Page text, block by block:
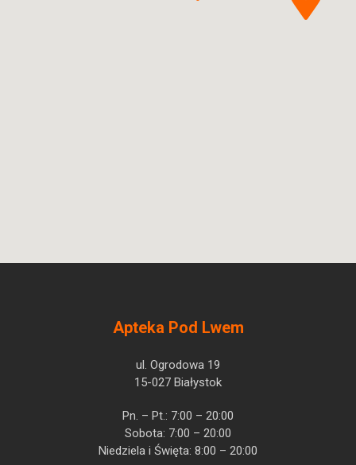
Apteka Pod Lwem
ul. Ogrodowa 19
15-027 Białystok
Pn. – Pt.: 7:00 – 20:00
Sobota: 7:00 – 20:00
Niedziela i Święta: 8:00 – 20:00